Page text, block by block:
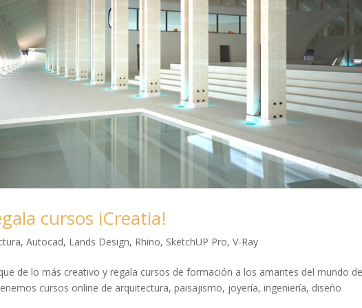
cursos iCreatia!
,Autocad, Lands Design, Rhino, SketchUP Pro,V-Ray
de lo más creativo y regala cursos de formación a los amantes del mundo
cursos online de arquitectura, paisajismo, joyería, ingeniería, diseño